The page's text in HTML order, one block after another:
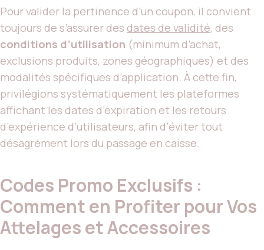
Pour valider la pertinence d’un coupon, il convient
toujours de s’assurer des dates de validité, des
conditions d’utilisation (minimum d’achat,
exclusions produits, zones géographiques) et des
modalités spécifiques d’application. À cette fin,
privilégions systématiquement les plateformes
affichant les dates d’expiration et les retours
d’expérience d’utilisateurs, afin d’éviter tout
désagrément lors du passage en caisse.
Codes Promo Exclusifs :
Comment en Profiter pour Vos
Attelages et Accessoires